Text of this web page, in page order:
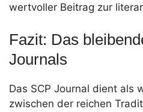
wertvoller Beitrag zur
Fazit: Das
Journals
Das SCP Journal dient als
zwischen der reichen